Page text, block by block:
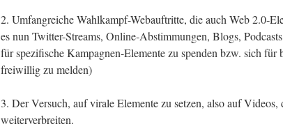
2. Umfang­rei­che Wahl­kampf-Web­auf­trit­te, die auch Web
es nun Twit­ter-Streams, Online-Abstim­mun­gen, Blogs,
für spe­zi­fi­sche Kam­pa­gnen-Ele­men­te zu spen­den bzw. sich
frei­wil­lig zu melden)
3. Der Ver­such, auf vira­le Ele­men­te zu set­zen, also auf Vide­os,
weiterverbreiten.